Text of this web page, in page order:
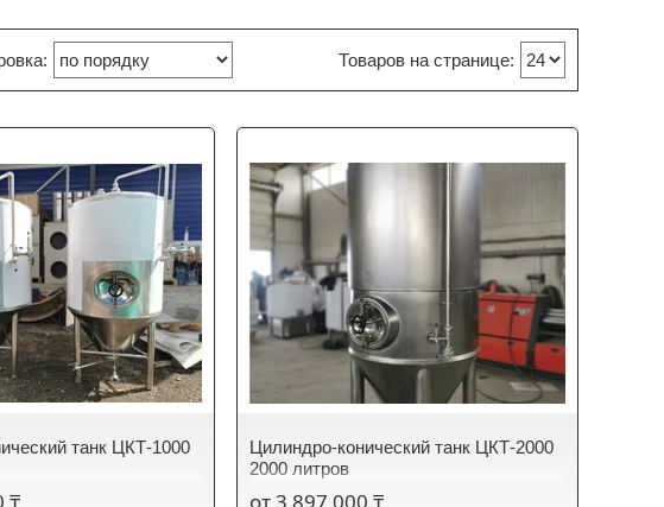
танк ЦКТ-1000
Цилиндро-конический танк ЦКТ-2000
2000 литров